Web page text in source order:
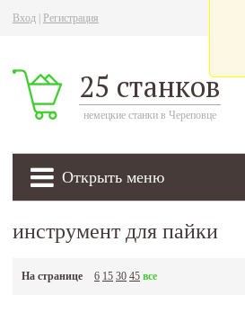
Вход Регистрация
25 станков
немецкие станки в Череповце
Открыть меню
инструмент для пайки
На странице 6 15 30 45 все